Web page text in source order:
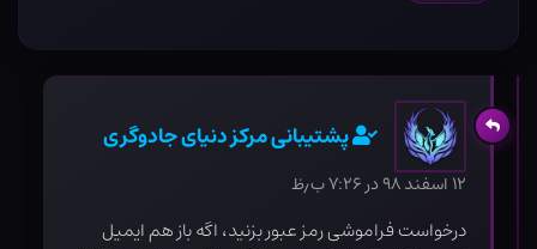
پشتیبانی مرکز دنیای جادوگری
۱۲ اسفند ۹۸ در ۷:۲۶ ب٫ظ
درخواست فراموشی رمز عبور بزنید، اگه باز هم ایمیل